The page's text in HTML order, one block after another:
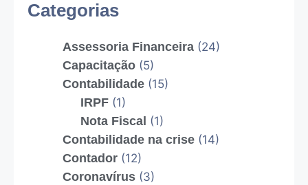
Categorias
Assessoria Financeira (24)
Capacitação (5)
Contabilidade (15)
IRPF(1)
Nota Fiscal (1)
Contabilidade na crise (14)
Contador (12)
Coronavírus (3)